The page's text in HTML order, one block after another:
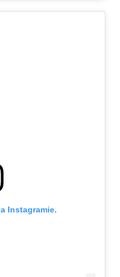
Instagramie.